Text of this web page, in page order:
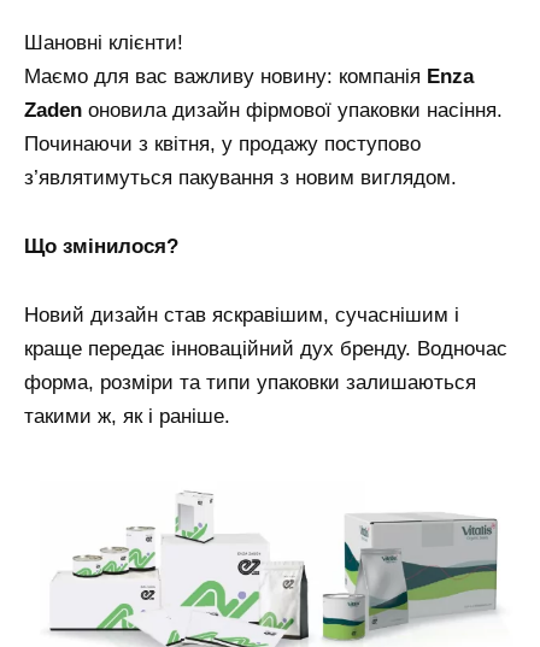
Шановні клієнти!
Маємо для вас важливу новину: компанія Enza
Zaden оновила дизайн фірмової упаковки насіння.
Починаючи з квітня, у продажу поступово
з’являтимуться пакування з новим виглядом.
Що змінилося?
Новий дизайн став яскравішим, сучаснішим і
краще передає інноваційний дух бренду. Водночас
форма, розміри та типи упаковки залишаються
такими ж, як і раніше.